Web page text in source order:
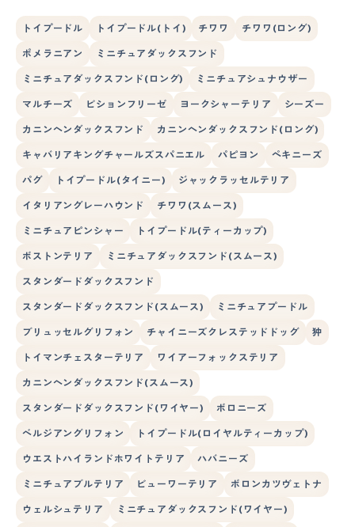
トイプードル トイプードル(トイ) チワワ チワワ(ロング)
ポメラニアン ミニチュアダックスフンド
ミニチュアダックスフンド(ロング) ミニチュアシュナウザー
マルチーズ ビションフリーゼ ヨークシャーテリア シーズー
カニンヘンダックスフンド カニンヘンダックスフンド(ロング)
キャバリアキングチャールズスパニエル パピヨン ペキニーズ
パグ トイプードル(タイニー) ジャックラッセルテリア
イタリアングレーハウンド チワワ(スムース)
ミニチュアピンシャー トイプードル(ティーカップ)
ボストンテリア ミニチュアダックスフンド(スムース)
スタンダードダックスフンド
スタンダードダックスフンド(スムース) ミニチュアプードル
ブリュッセルグリフォン チャイニーズクレステッドドッグ 狆
トイマンチェスターテリア ワイアーフォックステリア
カニンヘンダックスフンド(スムース)
スタンダードダックスフンド(ワイヤー) ボロニーズ
ベルジアングリフォン トイプードル(ロイヤルティーカップ)
ウエストハイランドホワイトテリア ハバニーズ
ミニチュアブルテリア ビューワーテリア ボロンカツヴェトナ
ウェルシュテリア ミニチュアダックスフンド(ワイヤー)